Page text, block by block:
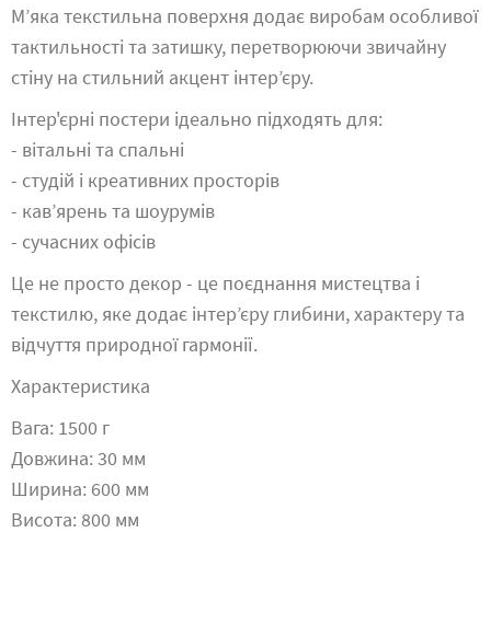
М’яка текстильна поверхня додає виробам особливої
тактильності та затишку, перетворюючи звичайну
стіну на стильний акцент інтер’єру.
Інтер'єрні постери ідеально підходять для:
- вітальні та спальні
- студій і креативних просторів
- кав’ярень та шоурумів
- сучасних офісів
Це не просто декор - це поєднання мистецтва і
текстилю, яке додає інтер’єру глибини, характеру та
відчуття природної гармонії.
Характеристика
Вага: 1500 г
Довжина: 30 мм
Ширина: 600 мм
Висота: 800 мм